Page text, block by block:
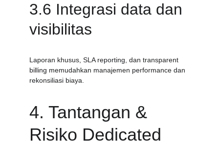
3.6 Integrasi data dan
visibilitas
Laporan khusus, SLA reporting, dan transparent
billing memudahkan manajemen performance dan
rekonsiliasi biaya.
4. Tantangan &
Risiko Dedicated